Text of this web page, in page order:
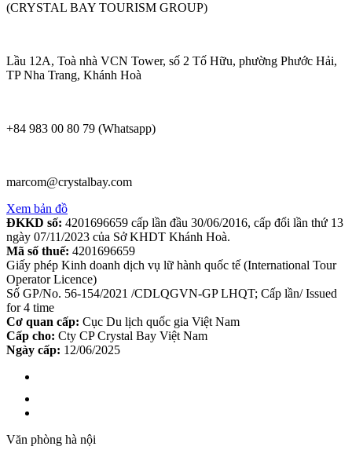
(CRYSTAL BAY TOURISM GROUP)
Lầu 12A, Toà nhà VCN Tower, số 2 Tố Hữu, phường Phước Hải,
TP Nha Trang, Khánh Hoà
+84 983 00 80 79 (Whatsapp)
marcom@crystalbay.com
Xem bản đồ
ĐKKD số: 4201696659 cấp lần đầu 30/06/2016, cấp đổi lần thứ 13
ngày 07/11/2023 của Sở KHDT Khánh Hoà.
Mã số thuế: 4201696659
Giấy phép Kinh doanh dịch vụ lữ hành quốc tế (International Tour
Operator Licence)
Số GP/No. 56-154/2021 /CDLQGVN-GP LHQT; Cấp lần/ Issued
for 4 time
Cơ quan cấp: Cục Du lịch quốc gia Việt Nam
Cấp cho: Cty CP Crystal Bay Việt Nam
Ngày cấp: 12/06/2025
Văn phòng hà nội